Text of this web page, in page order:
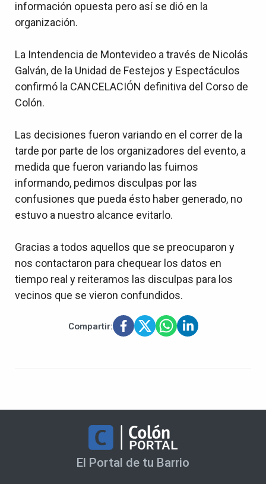
información opuesta pero así se dió en la
organización.
La Intendencia de Montevideo a través de Nicolás
Galván, de la Unidad de Festejos y Espectáculos
confirmó la CANCELACIÓN definitiva del Corso de
Colón.
Las decisiones fueron variando en el correr de la
tarde por parte de los organizadores del evento, a
medida que fueron variando las fuimos
informando, pedimos disculpas por las
confusiones que pueda ésto haber generado, no
estuvo a nuestro alcance evitarlo.
Gracias a todos aquellos que se preocuparon y
nos contactaron para chequear los datos en
tiempo real y reiteramos las disculpas para los
vecinos que se vieron confundidos.
Compartir:
El Portal de tu Barrio